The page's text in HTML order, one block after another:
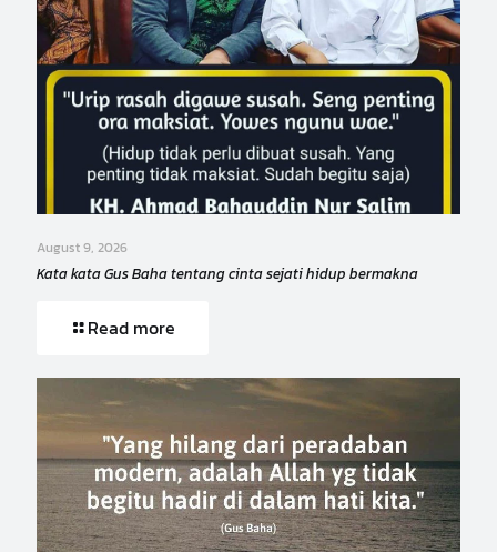
August 9, 2026
Kata kata Gus Baha tentang cinta sejati hidup bermakna
Read more